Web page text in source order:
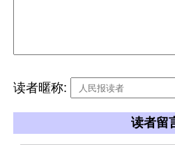
读者暱称:
读者留